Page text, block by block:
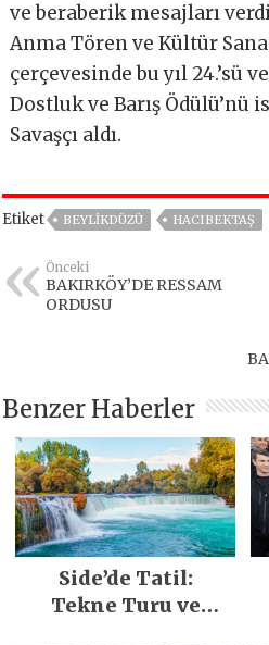
ve beraberik mesajları
Anma Tören ve Kültür
çerçevesinde bu yıl 24.’sü
Dostluk ve Barış Ödülü’nü
Savaşçı aldı.
Etiket BEYLIKDÜZÜ HACIBEKTAŞ
Önceki
BAKIRKÖY’DE RESSAM
ORDUSU
Benzer Haberler
Side’de Tatil:
Tekne Turu ve